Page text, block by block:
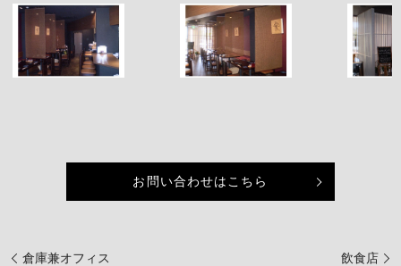
お問い合わせはこちら
倉庫兼オフィス 飲食店